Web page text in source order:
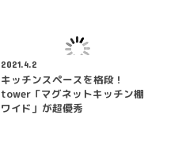
2021.4.2
キッチンスペースを格段！
tower「マグネットキッチン棚
ワイド」が超優秀